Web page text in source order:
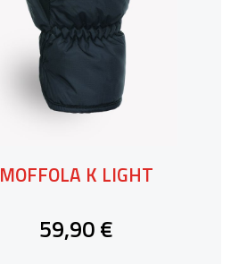
MOFFOLA K LIGHT
59,90 €